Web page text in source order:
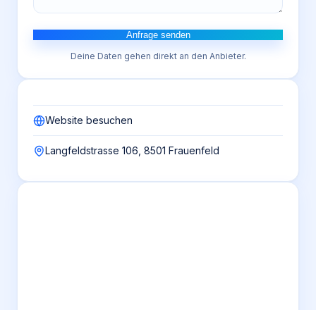
Anfrage senden
Deine Daten gehen direkt an den Anbieter.
Website besuchen
Langfeldstrasse 106, 8501 Frauenfeld